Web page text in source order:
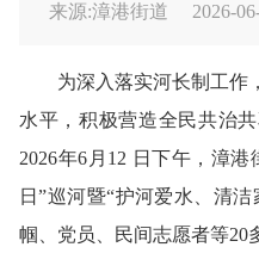
来源:漳港街道 2026-
为深入落实河长制工作
水平，积极营造全民共治
2026年6月12 日下午，漳
日”巡河暨“护河爱水、清
帼、党员、民间志愿者等20